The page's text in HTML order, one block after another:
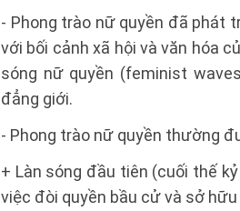
- Phong trào nữ quyền đã phát
với bối cảnh xã hội và văn hóa
sóng nữ quyền (feminist
đẳng giới.
- Phong trào nữ quyền thường
+ Làn sóng đầu tiên (cuối thế
việc đòi quyền bầu cử và sở